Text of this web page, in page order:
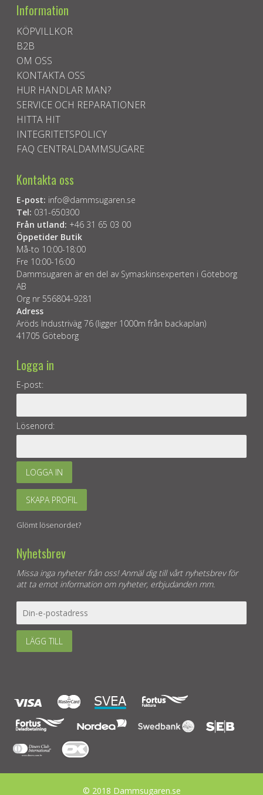
Information
KÖPVILLKOR
B2B
OM OSS
KONTAKTA OSS
HUR HANDLAR MAN?
SERVICE OCH REPARATIONER
HITTA HIT
INTEGRITETSPOLICY
FAQ CENTRALDAMMSUGARE
Kontakta oss
E-post: info@dammsugaren.se
Tel: 031-650300
Från utland: +46 31 65 03 00
Öppetider Butik
Må-to 10:00-18:00
Fre 10:00-16:00
Dammsugaren är en del av Symaskinsexperten i Göteborg
AB
Org nr 556804-9281
Adress
Aröds Industriväg 76 (ligger 1000m från backaplan)
41705 Göteborg
Logga in
E-post:
Lösenord:
LOGGA IN
SKAPA PROFIL
Glömt lösenordet?
Nyhetsbrev
Missa inga nyheter från oss! Anmäl dig till vårt nyhetsbrev för
att ta emot information om nyheter, erbjudanden mm.
LÄGG TILL
© 2018 Dammsugaren.se